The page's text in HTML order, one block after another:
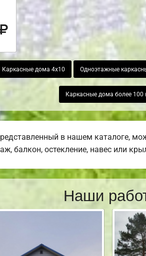
Каркасные дома 4х10 Одноэтажные
Каркасные дома более 100
в нашем каталоге,
балкон, остекление, навес или
Наши